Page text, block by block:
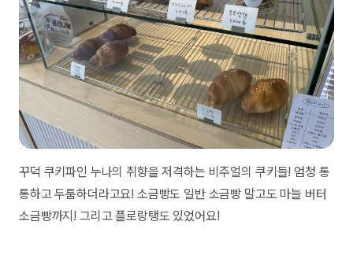
꾸덕 쿠키파인 누나의 취향을 저격하는 비주얼의 쿠키들! 엄청 통
통하고 두툼하더라고요! 소금빵도 일반 소금빵 말고도 마늘 버터
소금빵까지! 그리고 플로랑탱도 있었어요!